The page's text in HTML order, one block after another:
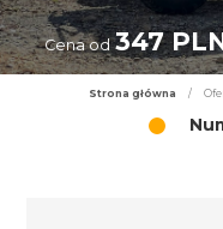
Cena od 347
Strona główna /